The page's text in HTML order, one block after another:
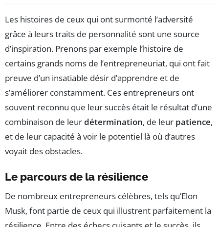
Les histoires de ceux qui ont surmonté l’adversité
grâce à leurs traits de personnalité sont une source
d’inspiration. Prenons par exemple l’histoire de
certains grands noms de l’entrepreneuriat, qui ont fait
preuve d’un insatiable désir d’apprendre et de
s’améliorer constamment. Ces entrepreneurs ont
souvent reconnu que leur succès était le résultat d’une
combinaison de leurdétermination, de leur patience,
et de leur capacité à voir le potentiel là où d’autres
voyait des obstacles.
Le parcours de la résilience
De nombreux entrepreneurs célèbres, tels qu’Elon
Musk, font partie de ceux qui illustrent parfaitement la